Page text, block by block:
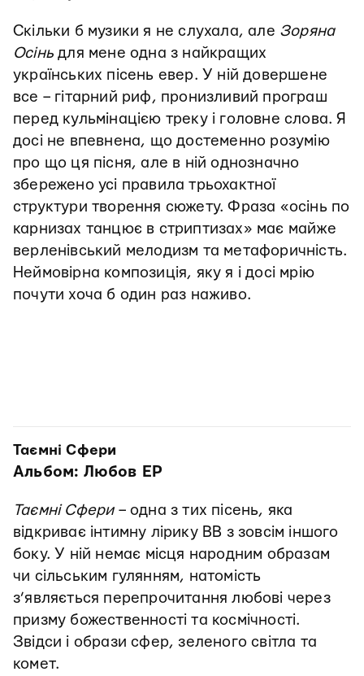
Скільки б музики я не слухала, але Зоряна
Осінь для мене одна з найкращих
українських пісень евер. У ній довершене
все – гітарний риф, пронизливий програш
перед кульмінацією треку і головне слова. Я
досі не впевнена, що достеменно розумію
про що ця пісня, але в ній однозначно
збережено усі правила трьохактної
структури творення сюжету. Фраза «осінь по
карнизах танцює в стриптизах» має майже
верленівський мелодизм та метафоричність.
Неймовірна композиція, яку я і досі мрію
почути хоча б один раз наживо.
Таємні Сфери
Альбом: Любов EP
Таємні Сфери– одна з тих пісень, яка
відкриває інтимну лірику ВВ з зовсім іншого
боку. У ній немає місця народним образам
чи сільським гулянням, натомість
з’являється перепрочитання любові через
призму божественності та космічності.
Звідси і образи сфер, зеленого світла та
комет.